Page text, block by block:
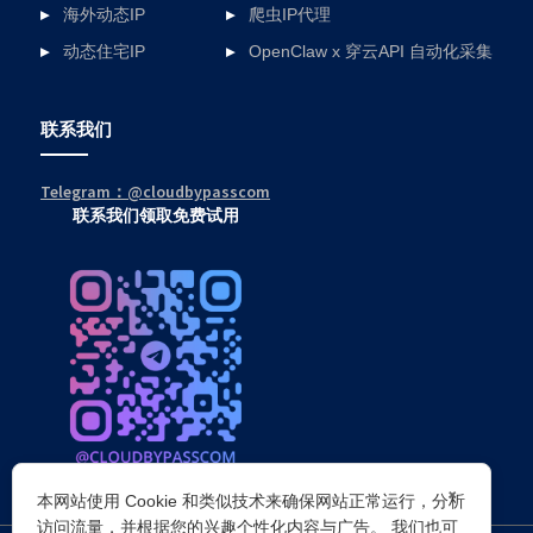
海外动态IP
动态住宅IP
爬虫IP代理
OpenClaw x 穿云API 自动化采集
联系我们
Telegram：@cloudbypasscom
联系我们领取免费试用
×
本网站使用 Cookie 和类似技术来确保网站正常运行，分析
访问流量，并根据您的兴趣个性化内容与广告。 我们也可